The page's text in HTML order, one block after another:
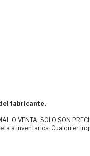
fabricante.
O VENTA, SOLO SON
a inventarios. Cualquier